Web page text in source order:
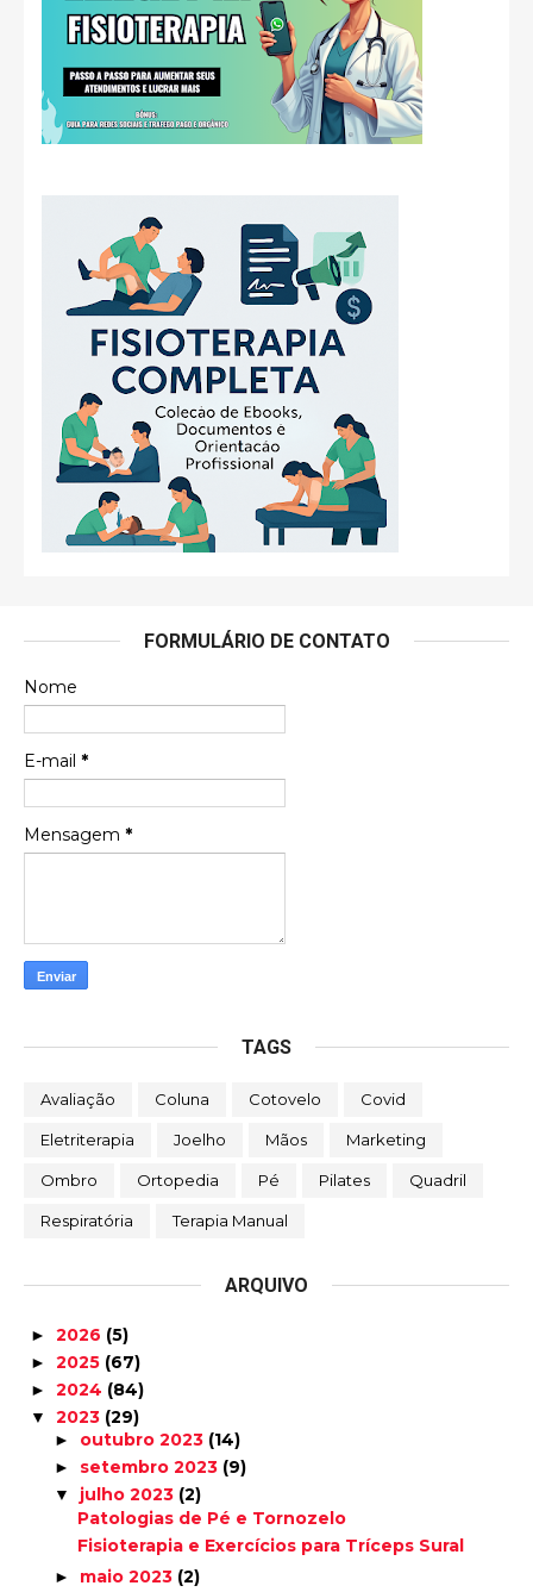
FORMULÁRIO DE CONTATO
Nome
E-mail *
Mensagem *
TAGS
Avaliação Coluna Cotovelo Covid
Eletriterapia Joelho Mãos Marketing
Ombro Ortopedia Pé Pilates Quadril
Respiratória Terapia Manual
ARQUIVO
► 2026 (5)
► 2025 (67)
► 2024 (84)
▼ 2023 (29)
► outubro 2023 (14)
► setembro 2023 (9)
▼ julho 2023 (2)
Patologias de Pé e Tornozelo
Fisioterapia e Exercícios para Tríceps Sural
► maio 2023 (2)